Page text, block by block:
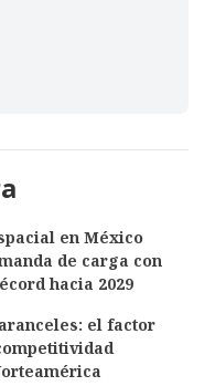
en México
de carga con
hacia 2029
el factor